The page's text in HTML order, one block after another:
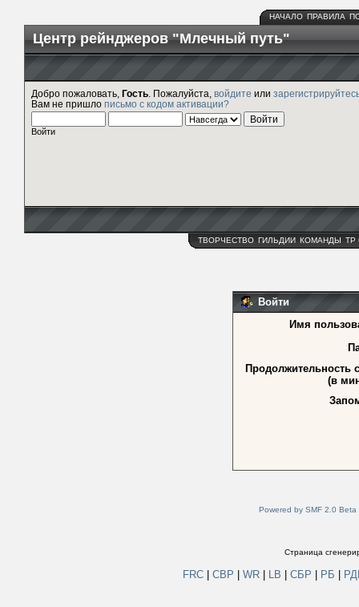
НАЧАЛО ПРАВИЛА
Центр рейнджеров "Млечный путь"
Добро пожаловать, Гость . Пожалуйста, войдите или
Вам не пришло письмо с кодом активации?
Войти
ТВОРЧЕСТВО ГИЛЬДИИ КОМАНДЫ ТР
Войти
Имя
Продолжительность
(в
Powered by SMF 2.0 Beta
Страница
FRC СВР WR LB СБР РБ